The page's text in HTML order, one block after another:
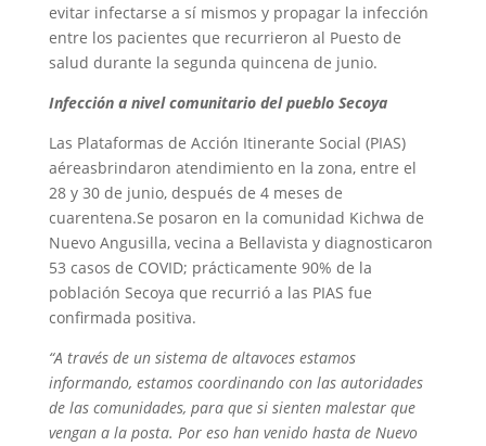
evitar infectarse a sí mismos y propagar la infección
entre los pacientes que recurrieron al Puesto de
salud durante la segunda quincena de junio.
Infección a nivel comunitario del pueblo Secoya
Las Plataformas de Acción Itinerante Social (PIAS)
aéreasbrindaron atendimiento en la zona, entre el
28 y 30 de junio, después de 4 meses de
cuarentena.Se posaron en la comunidad Kichwa de
Nuevo Angusilla, vecina a Bellavista y diagnosticaron
53 casos de COVID; prácticamente 90% de la
población Secoya que recurrió a las PIAS fue
confirmada positiva.
“A través de un sistema de altavoces estamos
informando, estamos coordinando con las autoridades
de las comunidades, para que si sienten malestar que
vengan a la posta. Por eso han venido hasta de Nuevo